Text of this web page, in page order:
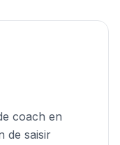
coach en
de saisir